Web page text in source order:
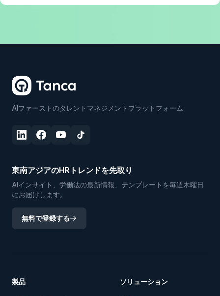
AIファーストのタレントマネジメントプラットフォーム
東南アジアのHRトレンドを先取り
AIインサイト、労働法の最新情報、テンプレートを毎週木曜日
にお届けします。
無料で登録する
製品 ソリューション